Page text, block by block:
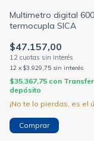
Multimetro digital
termocupla SICA
$47.157,00
12 x $3.929,75 sin interés
$35.367,75 con
depósito
¡No te lo pierdas, es el